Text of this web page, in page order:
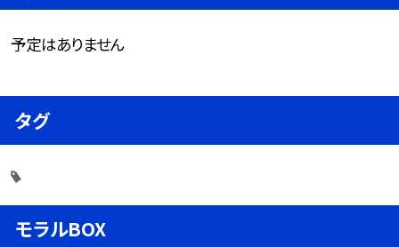
予定はありません
タグ
モラルBOX